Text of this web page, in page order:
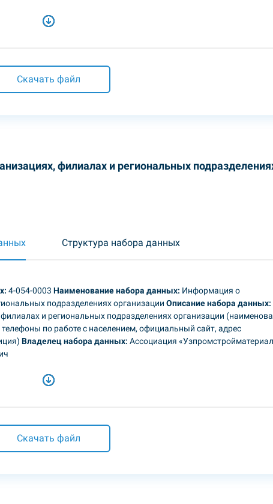
Скачать файл
филиалах и региональных
Структура набора данных
4-054-0003 Наименование набора данных: Информация о
подразделениях организации Описание набора данных:
и региональных подразделениях организации
по работе с населением, официальный сайт, адрес
Владелец набора данных: Ассоциация
Скачать файл